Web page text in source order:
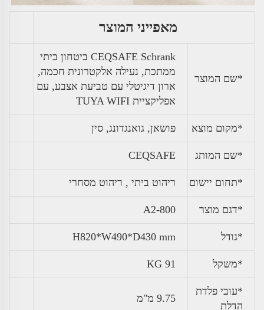
מאפייני המוצר
*שם המוצר
CEQSAFE Schrank ביטחון ביתי
ממתכת, נעילה אלקטרונית חכמה,
ארון דיגיטלי עם טביעת אצבע, עם
אפליקציית TUYA WIFI
*מקום מוצא פושאן, גואנגדונג, סין
*שם המותג CEQSAFE
*תחום יישום ריהוט ביתי , ריהוט מסחרי
*דגם מוצר A2-800
*גודל H820*W490*D430 mm
*משקל 91 KG
*עובי פלדת
הדלת
9.75 מ"מ